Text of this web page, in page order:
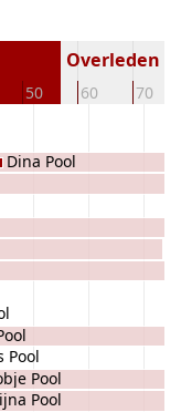
50 60 70
Overleden (
Pool
Pool
Pool
Dina Pool